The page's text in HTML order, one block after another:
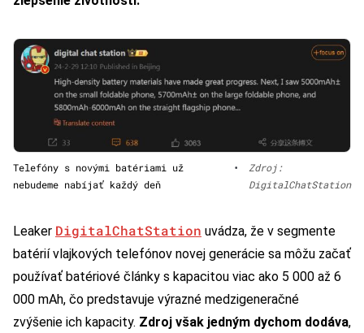
Telefóny s novými batériami už
nebudeme nabíjať každý deň
•
Zdroj:
DigitalChatStation
Leaker DigitalChatStation uvádza, že v segmente
batérií vlajkových telefónov novej generácie sa môžu začať
používať batériové články s kapacitou viac ako 5 000 až 6
000 mAh, čo predstavuje výrazné medzigeneračné
zvýšenie ich kapacity. Zdroj však jedným dychom dodáva,